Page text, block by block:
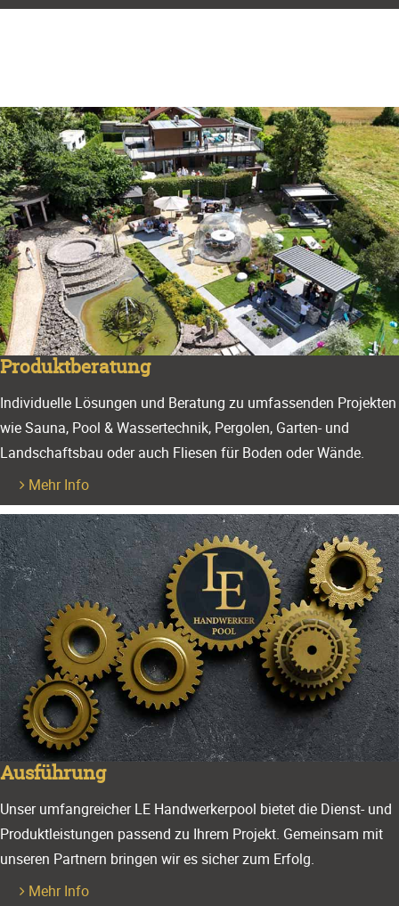
Produktberatung
Individuelle Lösungen und Beratung zu umfassenden Projekten
wie Sauna, Pool & Wassertechnik, Pergolen, Garten- und
Landschaftsbau oder auch Fliesen für Boden oder Wände.
Mehr Info
Ausführung
Unser umfangreicher LE Hand­werker­pool bietet die Dienst- und
Produkt­leistungen passend zu Ihrem Projekt. Gemein­sam mit
unseren Partnern bringen wir es sicher zum Erfolg.
Mehr Info